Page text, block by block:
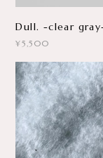
Dull. -clear
¥5,500